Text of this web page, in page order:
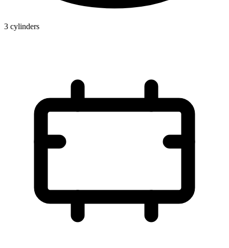
3 cylinders